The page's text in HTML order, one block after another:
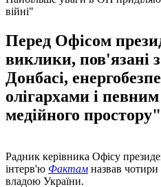
війні"
Перед Офісом
виклики, пов'язані
Донбасі,
олігархами і
медійного
Радник керівника Офісу
інтерв'ю Фактам назвав
владою України.